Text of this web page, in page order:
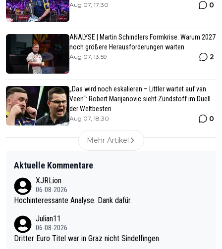
Aug 07, 17:30 0
ANALYSE | Martin Schindlers Formkrise: Warum 2027
noch größere Herausforderungen warten
Aug 07, 13:59 2
„Das wird noch eskalieren – Littler wartet auf van
Veen“: Robert Marijanovic sieht Zündstoff im Duell
der Weltbesten
Aug 07, 18:30 0
Mehr Artikel
Aktuelle Kommentare
XJRLion
06-08-2026
Hochinteressante Analyse. Dank dafür.
Julian11
06-08-2026
Dritter Euro Titel war in Graz nicht Sindelfingen